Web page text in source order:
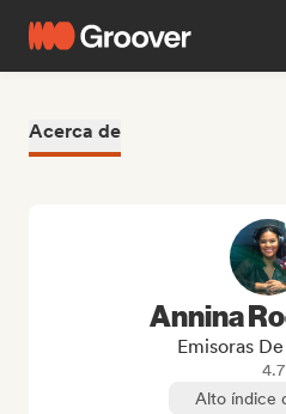
Acerca de
Annina
Emisoras
Alto índice